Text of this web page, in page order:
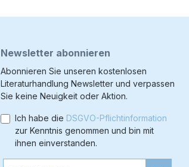
Newsletter abonnieren
Abonnieren Sie unseren kostenlosen
Literaturhandlung Newsletter und verpassen
Sie keine Neuigkeit oder Aktion.
Ich habe die DSGVO-Pflichtinformation
zur Kenntnis genommen und bin mit
ihnen einverstanden.